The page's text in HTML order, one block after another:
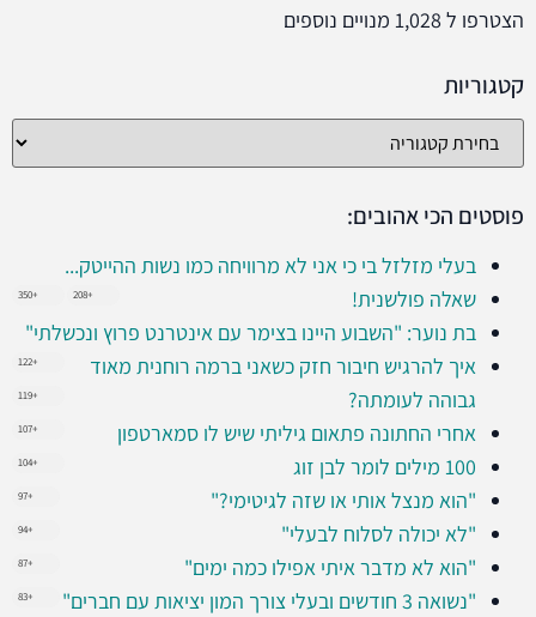
הצטרפו ל 1,028 מנויים נוספים
קטגוריות
פוסטים הכי אהובים:
בעלי מזלזל בי כי אני לא מרוויחה כמו נשות ההייטק...
+350 שאלה פולשנית! +208
בת נוער: "השבוע היינו בצימר עם אינטרנט פרוץ ונכשלתי"
+122
איך להרגיש חיבור חזק כשאני ברמה רוחנית מאוד
גבוהה לעומתה?
+119
אחרי החתונה פתאום גיליתי שיש לו סמארטפון +107
100 מילים לומר לבן זוג +104
"הוא מנצל אותי או שזה לגיטימי?" +97
"לא יכולה לסלוח לבעלי" +94
"הוא לא מדבר איתי אפילו כמה ימים" +87
"נשואה 3 חודשים ובעלי צורך המון יציאות עם חברים" +83